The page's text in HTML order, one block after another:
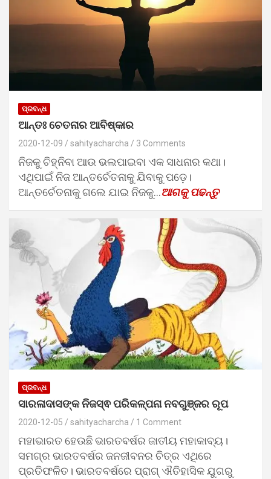
ପ୍ରବନ୍ଧ
ଆନ୍ତଃ ଚେତନାର ଆବିଷ୍କାର
2020-12-09 sahityacharcha 3 Comments
ନିଜକୁ ଚିହ୍ନିବା ଆଉ ଭଲପାଇବା ଏକ ସାଧନାର କଥା।
ଏଥିପାଇଁ ନିଜ ଆନ୍ତର୍ଚେତନାକୁ ଯିବାକୁ ପଡ଼େ।
ଆନ୍ତର୍ଚେତନାକୁ ଗଲେ ଯାଇ ନିଜକୁ…ଆଗକୁ ପଢନ୍ତୁ
ପ୍ରବନ୍ଧ
ସାରଳାଦାସଙ୍କ ନିଜସ୍ଵ ପରିକଳ୍ପନା ନବଗୁଞ୍ଜର ରୂପ
2020-12-05 sahityacharcha 1 Comment
ମହାଭାରତ ହେଉଛି ଭାରତବର୍ଷର ଜାତୀୟ ମହାକାବ୍ୟ।
ସମଗ୍ର ଭାରତବର୍ଷର ଜନଜୀବନର ଚିତ୍ର ଏଥିରେ
ପ୍ରତିଫଳିତ। ଭାରତବର୍ଷରେ ପ୍ରାଗ୍ ଐତିହାସିକ ଯୁଗରୁ